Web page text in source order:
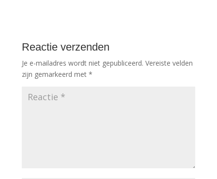
Reactie verzenden
Je e-mailadres wordt niet gepubliceerd. Vereiste velden
zijn gemarkeerd met *